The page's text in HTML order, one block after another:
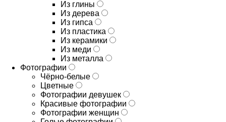
Из глины
Из дерева
Из гипса
Из пластика
Из керамики
Из меди
Из металла
Фотографии
Чёрно-белые
Цветные
Фотографии девушек
Красивые фотографии
Фотографии женщин